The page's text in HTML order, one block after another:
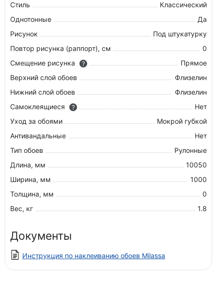
Стиль
Классический
Однотонные
Да
Рисунок
Под штукатурку
Повтор рисунка (раппорт), см
0
Смещение рисунка
?
Прямое
Верхний слой обоев
Флизелин
Нижний слой обоев
Флизелин
Самоклеящиеся
?
Нет
Уход за обоями
Мокрой губкой
Антивандальные
Нет
Тип обоев
Рулонные
Длина, мм
10050
Ширина, мм
1000
Толщина, мм
0
Вес, кг
1.8
Документы
Инструкция по наклеиванию обоев Milassa